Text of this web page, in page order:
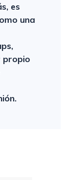
es
una
propio